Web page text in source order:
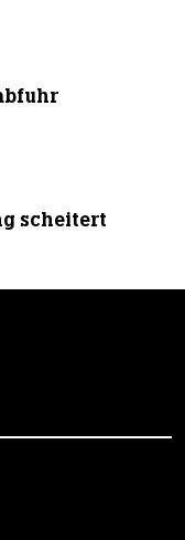
scheitert